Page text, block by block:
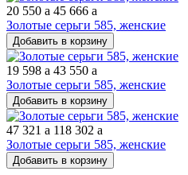
20 550 a 45 666 a
Золотые серьги 585, женские
Добавить в корзину
19 598 a 43 550 a
Золотые серьги 585, женские
Добавить в корзину
47 321 a 118 302 a
Золотые серьги 585, женские
Добавить в корзину